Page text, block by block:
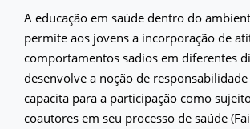
A educação em saúde dentro do
permite aos jovens a incorporação de
comportamentos sadios em diferentes
desenvolve a noção de
capacita para a participação como
coautores em seu processo de saúde